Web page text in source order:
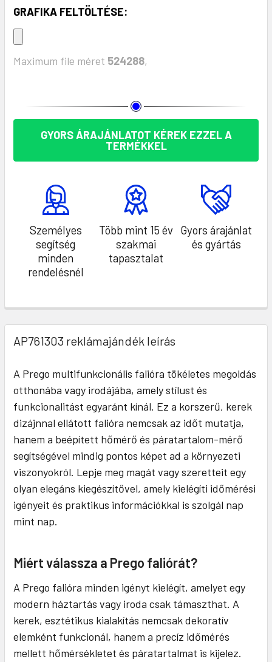
GRAFIKA FELTÖLTÉSE:
Maximum file méret 524288,
GYORS ÁRAJÁNLATOT KÉREK EZZEL A
TERMÉKKEL
Személyes
segítség
minden
rendelésnél
Több mint 15 év
szakmai
tapasztalat
Gyors árajánlat
és gyártás
AP761303 reklámajándék leírás
A Prego multifunkcionális falióra tökéletes megoldás
otthonába vagy irodájába, amely stílust és
funkcionalitást egyaránt kínál. Ez a korszerű, kerek
dizájnnal ellátott falióra nemcsak az időt mutatja,
hanem a beépített hőmérő és páratartalom-mérő
segítségével mindig pontos képet ad a környezeti
viszonyokról. Lepje meg magát vagy szeretteit egy
olyan elegáns kiegészítővel, amely kielégíti időmérési
igényeit és praktikus információkkal is szolgál nap
mint nap.
Miért válassza a Prego faliórát?
A Prego falióra minden igényt kielégít, amelyet egy
modern háztartás vagy iroda csak támaszthat. A
kerek, esztétikus kialakítás nemcsak dekoratív
elemként funkcionál, hanem a precíz időmérés
mellett hőmérsékletet és páratartalmat is kijelez.